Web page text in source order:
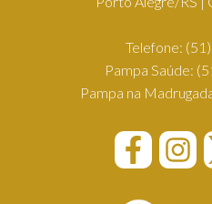
Telefone:
Pampa Saúde:
Pampa na